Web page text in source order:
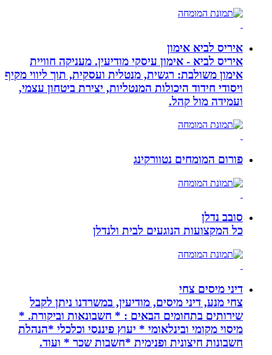
איריס לביא אימון
איריס לביא - אימון עיסקי מודיעין. מעניקה חוויית
אימון משולבת: רגשית, מנטלית ועסקית, תוך ליווי מקיף
ויסודי חידוד היכולות המנטליות, יצירת ביטחון עצמי,
ועמידה מול קהל.
פורום המומחים נטוורקינג
סובב נדלן
כל המקצועות הנוגעים לבית ולנדלן
דיני מיסים צחי
צחי מנע, דיני מיסים, מודיעין, במשרדנו ניתן לקבל
שירותים בתחומים הבאים : * חשבונאות וביקורת. *
מיסוי מקומי ובינלאומי * יעוץ פיננסי וכלכלי *הנהלת
חשבונות חיצונית ופנימית *חשבות שכר * ועוד.